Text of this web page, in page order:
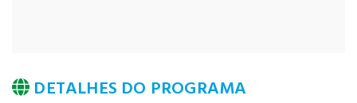
DETALHES DO PROGRAMA